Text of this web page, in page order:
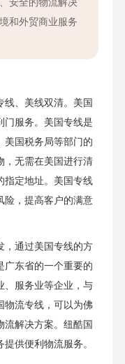
和外贸商业服务
线、美线双清。美国
门服务。美国专线是
美国税务局等部门的
，无需在美国进行清
指定地址。美国专线
险，提高客户的满意
，通过美国专线的方
广东省的一个重要的
、服务业等企业，与
物流专线，可以为佛
流解决方案。纽酷国
供便利物流服务。